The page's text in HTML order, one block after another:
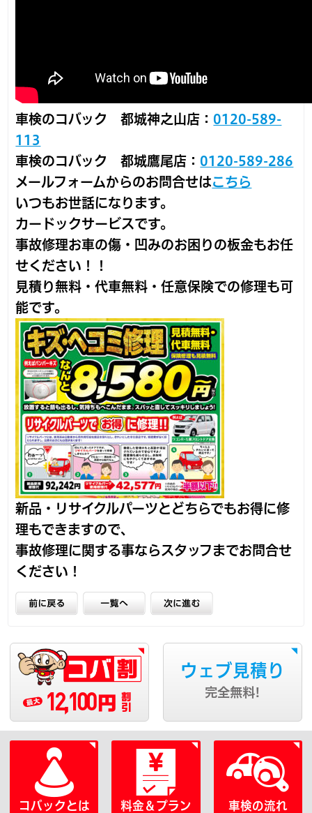
車検のコバック 都城神之山店： 0120-589-
113
車検のコバック 都城鷹尾店： 0120-589-286
メールフォームからのお問合せはこちら
いつもお世話になります。
カードックサービスです。
事故修理お車の傷・凹みのお困りの板金もお任
せください！！
見積り無料・代車無料・任意保険での修理も可
能です。
新品・リサイクルパーツとどちらでもお得に修
理もできますので、
事故修理に関する事ならスタッフまでお問合せ
ください！
12,100 円
ウェブ見積り
完全無料!
コバックとは 料金＆プラン 車検の流れ